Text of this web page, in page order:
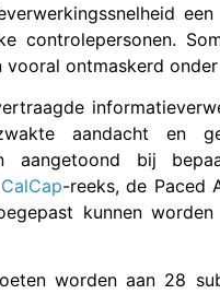
controlepersonen.
ontmaskerd
aandacht en
aangetoond bij
CalCap-reeks, de Paced
kunnen
worden aan 28